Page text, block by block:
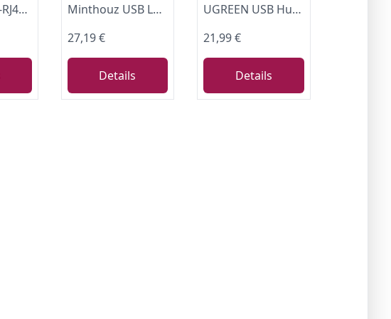
HP USB-C-zu-RJ45-Netzwerkadapter mit Status-LED, Schwarz
Minthouz USB LAN Adapter,5G Ethernet Adapter,Aluminium RJ45 USB C auf Netzwerkadapter für Dell/HP/Mac,Thunderbolt 4/3 LAN Ethernet Stecker mit 10G Spec für NAS Windows, MAC, Linux
27,19 €
Details
UGREEN USB Hub Ethernet Adapter Gigabit LAN Adapter mit 3 USB 3.0 Ports 1000 Mbps USB Netzwerkadapter mit Alugehäuse, geflochtenem Kabel Plug & Play auf Windows 11/10/ 8, Mac OS
21,99 €
Details